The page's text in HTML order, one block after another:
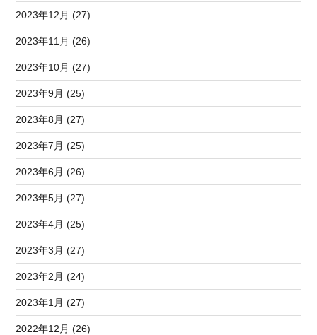
2023年12月 (27)
2023年11月 (26)
2023年10月 (27)
2023年9月 (25)
2023年8月 (27)
2023年7月 (25)
2023年6月 (26)
2023年5月 (27)
2023年4月 (25)
2023年3月 (27)
2023年2月 (24)
2023年1月 (27)
2022年12月 (26)